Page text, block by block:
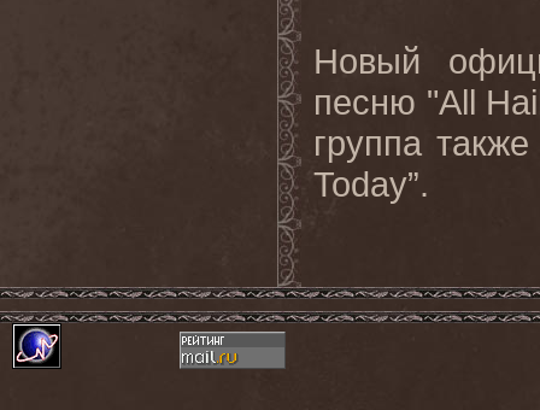
Новый
песню "All
группа
Today”.